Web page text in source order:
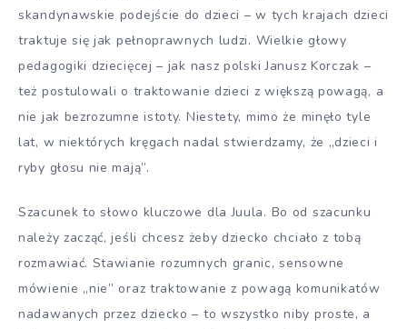
skandynawskie podejście do dzieci – w tych krajach dzieci
traktuje się jak pełnoprawnych ludzi. Wielkie głowy
pedagogiki dziecięcej – jak nasz polski Janusz Korczak –
też postulowali o traktowanie dzieci z większą powagą, a
nie jak bezrozumne istoty. Niestety, mimo że minęło tyle
lat, w niektórych kręgach nadal stwierdzamy, że „dzieci i
ryby głosu nie mają”.
Szacunek to słowo kluczowe dla Juula. Bo od szacunku
należy zacząć, jeśli chcesz żeby dziecko chciało z tobą
rozmawiać. Stawianie rozumnych granic, sensowne
mówienie „nie” oraz traktowanie z powagą komunikatów
nadawanych przez dziecko – to wszystko niby proste, a